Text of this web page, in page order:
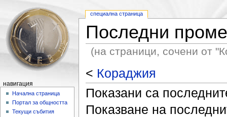
Последни
(на страници, сочени от
< Кораджия
Показани са
Показване на
специална страница
навигация
Начална страница
Портал за общността
Текущи събития